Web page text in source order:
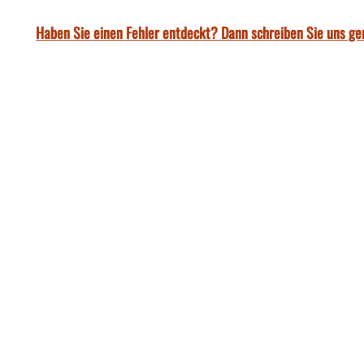
Haben Sie einen Fehler entdeckt? Dann schreiben Sie uns